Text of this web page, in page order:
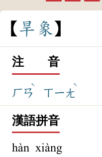
旱 象
注 音
ㄏㄢ
ˋ
ㄒㄧㄤ
ˋ
漢語拼音
hàn xiàng